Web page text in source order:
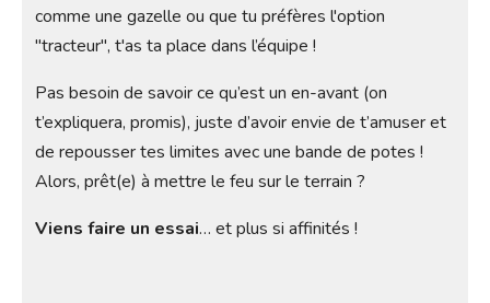
comme une gazelle ou que tu préfères l'option
"tracteur", t'as ta place dans l’équipe ! ️
Pas besoin de savoir ce qu’est un en-avant (on
t’expliquera, promis), juste d’avoir envie de t’amuser et
de repousser tes limites avec une bande de potes !
Alors, prêt(e) à mettre le feu sur le terrain ?
Viens faire un essai… et plus si affinités !